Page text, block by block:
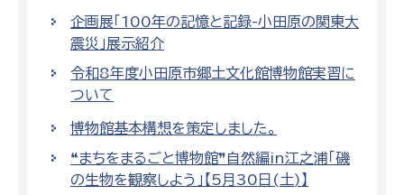
企画展「100年の記憶と記録-小田原の関東大
震災」展示紹介
令和8年度小田原市郷土文化館博物館実習に
ついて
博物館基本構想を策定しました。
❝まちをまるごと博物館❞自然編in江之浦「磯
の生物を観察しよう」【5月30日(土)】